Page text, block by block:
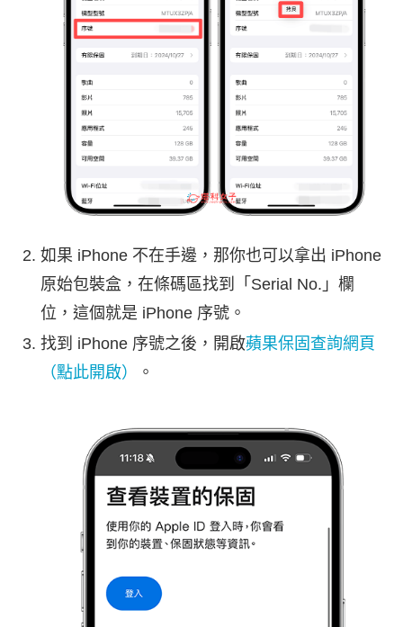
如果 iPhone 不在手邊，那你也可以拿出 iPhone
原始包裝盒，在條碼區找到「Serial No.」欄
位，這個就是 iPhone 序號。
找到 iPhone 序號之後，開啟蘋果保固查詢網頁
（點此開啟）
。